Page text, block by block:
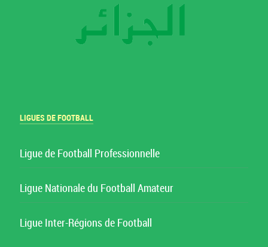
LIGUES DE FOOTBALL
Ligue de Football Professionnelle
Ligue Nationale du Football Amateur
Ligue Inter-Régions de Football